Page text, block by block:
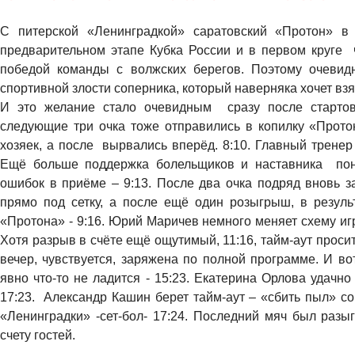
С питерской «Ленинградкой» саратовский
предварительном этапе Кубка России и в первом круге
победой команды с волжских берегов. Поэтому
спортивной злости соперника, который наверняка хочет
И это желание стало очевидным сразу после
следующие три очка тоже отправились в копилку
хозяек, а после вырвались вперёд. 8:10. Главный
Ещё больше поддержка болельщиков и наставника
ошибок в приёме – 9:13. После два очка подряд вновь
прямо под сетку, а после ещё один розыгрыш, в
«Протона» - 9:16. Юрий Маричев немного меняет схему
Хотя разрыв в счёте ещё ощутимый, 11:16, тайм-аут
вечер, чувствуется, заряжена по полной программе. И
явно что-то не ладится - 15:23. Екатерина Орлова
17:23. Александр Кашин берет тайм-аут – «сбить пыл»
«Ленинградки» -сет-бол- 17:24. Последний мяч был
счету гостей.